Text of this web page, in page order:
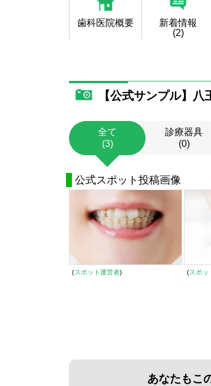
歯科医院概要
新着情報
(2)
【公式サンプル】
全て
(3)
診療器具
(0)
公式スポット投稿画像
(スポット運営者) (スポッ
あなたもこ